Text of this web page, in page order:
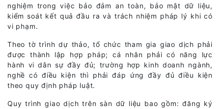
nghiệm trong việc bảo đảm an toàn, bảo mật dữ liệu,
kiểm soát kết quả đầu ra và trách nhiệm pháp lý khi có
vi phạm.
Theo tờ trình dự thảo, tổ chức tham gia giao dịch phải
được thành lập hợp pháp; cá nhân phải có năng lực
hành vi dân sự đầy đủ; trường hợp kinh doanh ngành,
nghề có điều kiện thì phải đáp ứng đầy đủ điều kiện
theo quy định pháp luật.
Quy trình giao dịch trên sàn dữ liệu bao gồm: đăng ký